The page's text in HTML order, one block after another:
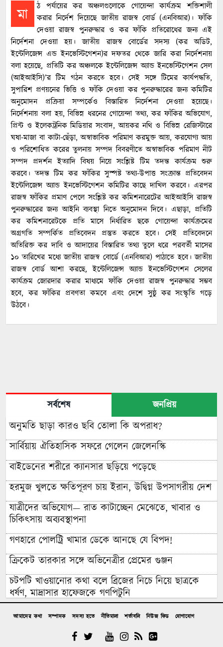
মা
ঠ পর্যায়ের কর অঞ্চলগুলোকে গোয়েন্দা কার্যক্রম শক্তিশালী
করার নির্দেশ দিয়েছে জাতীয় রাজস্ব বোর্ড (এনবিআর)। ফাঁকি
দেওয়া রাজস্ব পুনরুদ্ধার ও কর ফাঁকি প্রতিরোধের জন্য এই
নির্দেশনা দেওয়া হয়। জাতীয় রাজস্ব বোর্ডের সদস্য (কর অডিট,
ইন্টেলিজেন্স এন্ড ইনভেস্টিগেশন)র দফতর থেকে জারি করা নির্দেশনায়
বলা হয়েছে, প্রতিটি কর অঞ্চলকে ইন্টেলিজেন্স অ্যান্ড ইনভেস্টিগেশন সেল
(আইআইসি)’র টিম গঠন করতে হবে। সেই সঙ্গে টিমের কার্যপদ্ধতি,
সুপারিশ প্রণয়নের ভিত্তি ও ফাঁকি দেওয়া কর পুনরুদ্ধারের জন্য কমিটির
অনুমোদন প্রক্রিয়া সম্পর্কেও বিস্তারিত নির্দেশনা দেওয়া হয়েছে।
নির্দেশনায় বলা হয়, বিভিন্ন ধরনের গোয়েন্দা তথ্য, কর ফাঁকির অভিযোগ,
প্রিন্ট ও ইলেকট্রনিক মিডিয়ার সংবাদ, আয়কর নথি ও বিভিন্ন রেজিস্টারে
ঘষা-মাজা বা কাটা-ছেঁড়া, অস্বাভাবিক পরিমাণ করমুক্ত আয়, করযোগ্য আয়
ও পরিশোধিত করের তুলনায় সম্পদ বিবরণীতে অস্বাভাবিক পরিমাণ নীট
সম্পদ প্রদর্শন ইত্যাদি বিষয় নিয়ে সংশ্লিষ্ট টিম তদন্ত কার্যক্রম শুরু
করবে। তদন্ত টিম কর ফাঁকির সুস্পষ্ট তথ্য-উপাত্ত সংক্রান্ত প্রতিবেদন
ইন্টেলিজেন্স অ্যান্ড ইনভেস্টিগেশন কমিটির কাছে দাখিল করবে। এরপর
রাজস্ব ফাঁকির প্রমাণ পেলে সংশ্লিষ্ট কর কমিশনারেটের আইআইসি রাজস্ব
পুনরুদ্ধারের জন্য আইনি ব্যবস্থা নিতে অনুমোদন দিবে। এছাড়া, প্রতিটি
কর কমিশনারেটকে প্রতি মাসে নির্ধারিত ছকে গোয়েন্দা কার্যক্রমের
অগ্রগতি সম্পর্কিত প্রতিবেদন প্রস্তুত করতে হবে। সেই প্রতিবেদনে
অতিরিক্ত কর দাবি ও আদায়ের বিস্তারিত তথ্য তুলে ধরে পরবর্তী মাসের
১০ তারিখের মধ্যে জাতীয় রাজস্ব বোর্ডে (এনবিআর) পাঠাতে হবে। জাতীয়
রাজস্ব বোর্ড আশা করছে, ইন্টেলিজেন্স অ্যান্ড ইনভেস্টিগেশন সেলের
কার্যক্রম জোরদার করার মাধ্যমে ফাঁকি দেওয়া রাজস্ব পুনরুদ্ধার সম্ভব
হবে, কর ফাঁকির প্রবণতা কমবে এবং দেশে সুষ্ঠু কর সংস্কৃতি গড়ে
উঠবে।
সর্বশেষ জনপ্রিয়
অনুমতি ছাড়া কারও ছবি তোলা কি অপরাধ?
সার্বিয়ায় ঐতিহাসিক সফরে গেলেন জেলেনস্কি
বাইডেনের শরীরে ক্যানসার ছড়িয়ে পড়েছে
হরমুজ খুলতে ক্ষতিপূরণ চায় ইরান, উদ্বিগ্ন উপসাগরীয় দেশ
যাত্রীদের অভিযোগ— রাত কাটাচ্ছেন মেঝেতে, খাবার ও
চিকিৎসায় অব্যবস্থাপনা
গণহারে পোলট্রি খামার ডেকে আনছে যে বিপদ!
ক্রিকেট তারকার সঙ্গে অভিনেত্রীর প্রেমের গুঞ্জন
চটপটি খাওয়ানোর কথা বলে ব্রিজের নিচে নিয়ে ছাত্রকে
ধর্ষণ, মাদ্রাসার হাফেজকে গণপিটুনি
যুবলীগ নেতার বাড়িতে হামলা-লুটপাটে গিয়ে জনতার
আমাদের কথা সম্পাদক সদস্য হতে নীতিমালা শর্তাবলি নিউজ ফিড যোগাযোগ